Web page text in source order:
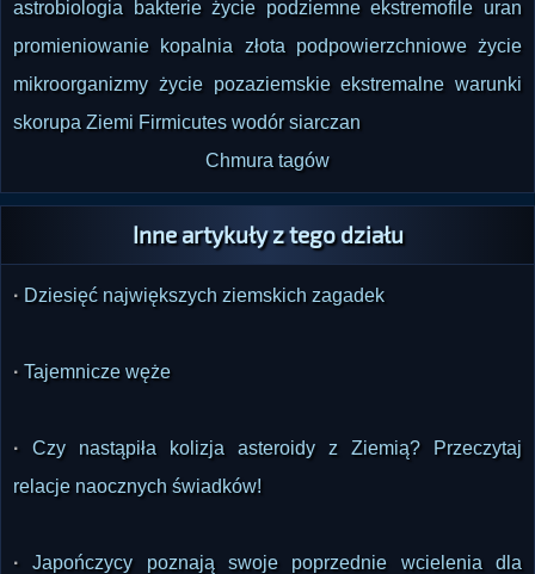
astrobiologia bakterie życie podziemne ekstremofile uran
promieniowanie
kopalnia złota
podpowierzchniowe życie
mikroorganizmy życie pozaziemskie ekstremalne warunki
skorupa Ziemi Firmicutes wodór siarczan
Chmura tagów
Inne artykuły z tego działu
· Dziesięć największych ziemskich zagadek
· Tajemnicze węże
·
Czy nastąpiła kolizja asteroidy z Ziemią? Przeczytaj
relacje naocznych świadków!
·
Japończycy poznają swoje poprzednie wcielenia dla